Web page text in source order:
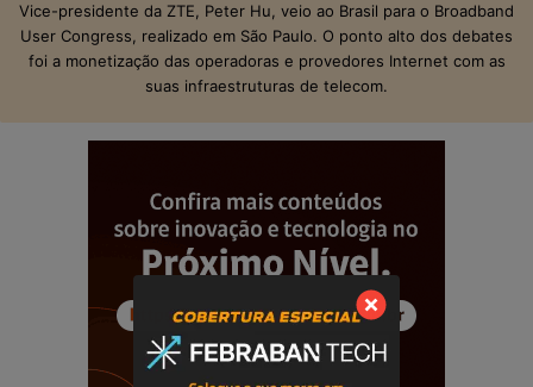
Vice-presidente da ZTE, Peter Hu, veio ao Brasil para o Broadband
User Congress, realizado em São Paulo. O ponto alto dos debates
foi a monetização das operadoras e provedores Internet com as
suas infraestruturas de telecom.